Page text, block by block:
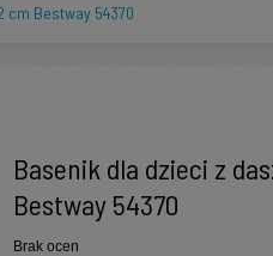
cm Bestway 54370
Basenik dla dzieci z
Bestway 54370
Brak ocen